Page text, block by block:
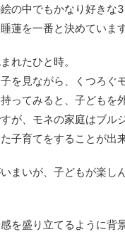
の中でもかなり好きな
蓮を一番と決めています
れたひと時。
を見ながら、くつろぐ
ってみると、子どもを
が、モネの家庭はブル
子育てをすることが出
まいが、子どもが楽し
を盛り立てるように背